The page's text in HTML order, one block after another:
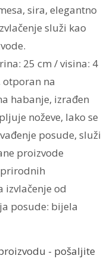
sira, elegantno
služi kao
25 cm / visina: 4
na
habanje, izrađen
noževe, lako se
posude, služi
proizvode
izvlačenje od
posude: bijela
- pošaljite